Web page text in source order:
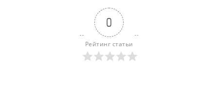
0
Рейтинг статьи